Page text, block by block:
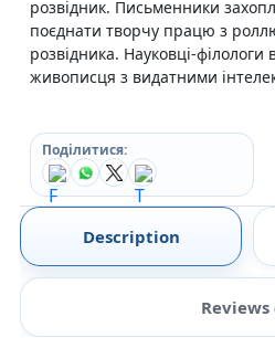
розвідник. Письменники
поєднати творчу працю з
розвідника. Науковці-
живописця з видатними
Поділитися:
Description
Reviews